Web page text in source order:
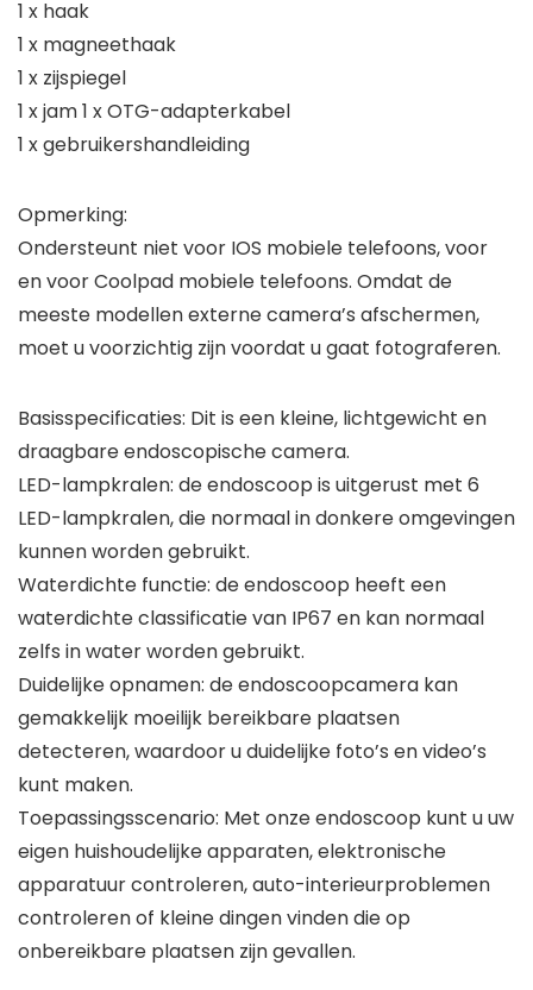
1 x haak
1 x magneethaak
1 x zijspiegel
1 x jam 1 x OTG-adapterkabel
1 x gebruikershandleiding
Opmerking:
Ondersteunt niet voor IOS mobiele telefoons, voor
en voor Coolpad mobiele telefoons. Omdat de
meeste modellen externe camera’s afschermen,
moet u voorzichtig zijn voordat u gaat fotograferen.
Basisspecificaties: Dit is een kleine, lichtgewicht en
draagbare endoscopische camera.
LED-lampkralen: de endoscoop is uitgerust met 6
LED-lampkralen, die normaal in donkere omgevingen
kunnen worden gebruikt.
Waterdichte functie: de endoscoop heeft een
waterdichte classificatie van IP67 en kan normaal
zelfs in water worden gebruikt.
Duidelijke opnamen: de endoscoopcamera kan
gemakkelijk moeilijk bereikbare plaatsen
detecteren, waardoor u duidelijke foto’s en video’s
kunt maken.
Toepassingsscenario: Met onze endoscoop kunt u uw
eigen huishoudelijke apparaten, elektronische
apparatuur controleren, auto-interieurproblemen
controleren of kleine dingen vinden die op
onbereikbare plaatsen zijn gevallen.